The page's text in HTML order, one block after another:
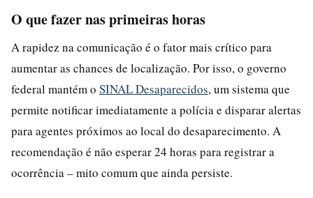
O que fazer nas primeiras horas
A rapidez na comunicação é o fator mais crítico para
aumentar as chances de localização. Por isso, o governo
federal mantém o SINAL Desaparecidos, um sistema que
permite notificar imediatamente a polícia e disparar alertas
para agentes próximos ao local do desaparecimento. A
recomendação é não esperar 24 horas para registrar a
ocorrência – mito comum que ainda persiste.